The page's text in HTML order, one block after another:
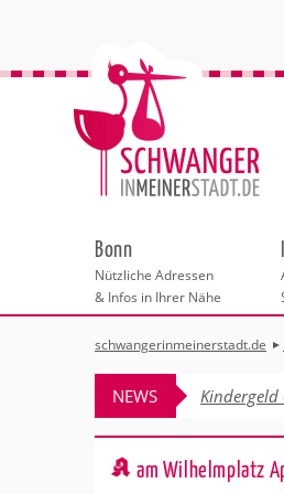
Bonn
Nützliche Adressen
& Infos in Ihrer Nähe
Städteauswahl
Adressen
Behördengänge &
schwangerinmeinerstadt.de
NEWS Kindergeld
am Wilhelmplatz